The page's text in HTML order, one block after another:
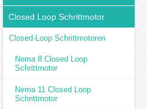
Closed Loop Schrittmotor
Closed-Loop Schrittmotoren
Nema 8 Closed Loop
Schrittmotor
Nema 11 Closed Loop
Schrittmotor